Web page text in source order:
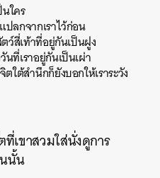
ใคร
ลกจากเราไว้ก่อน
ว์สี่เท้าที่อยู่กันเป็นฝูง
ที่เราอยู่กันเป็นเผ่า
ใต้สำนึกก็ยังบอกให้เราระวัง
เขาสวมใส่นั่งดูการ
นั้น